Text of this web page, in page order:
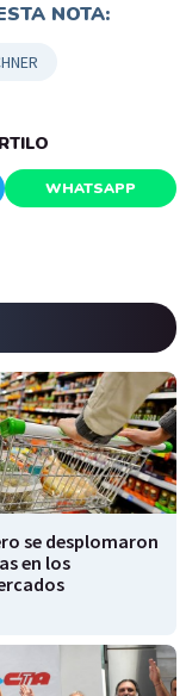
NOTA:
WHATSAPP
se desplomaron
en los